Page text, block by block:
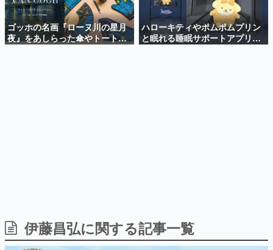
新世代に訊く
これからのデジタルゲーム市場を担う若きクリエイター達
の姿を追い、彼らのルーツと情熱を探っていきます。
ゲーム開発者・hamatsu氏がゲームの魅力を画面や操作の
具体的な形から解き明かしていく、硬派で骨太な評論連載
です。
ゴッホの名画『ローヌ川の星月
夜』をあしらった傘やトートバ
ッグなどが登場。8月7日21時よ
ハローキティやポムポムプリン
と眠れる睡眠サポートアプリ
『ゆめたび』が配信中。キャラ
伊藤昌弘に関する記事一覧